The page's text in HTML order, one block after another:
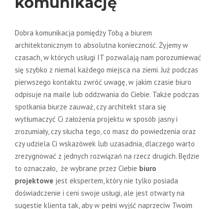
Dobra komunikacja pomiędzy Tobą a biurem
architektonicznym to absolutna konieczność. Żyjemy w
czasach, w których usługi IT pozwalają nam porozumiewać
się szybko z niemal każdego miejsca na ziemi. Już podczas
pierwszego kontaktu zwróć uwagę, w jakim czasie biuro
odpisuje na maile lub oddzwania do Ciebie. Także podczas
spotkania biurze zauważ, czy architekt stara się
wytłumaczyć Ci założenia projektu w sposób jasny i
zrozumiały, czy słucha tego, co masz do powiedzenia oraz
czy udziela Ci wskazówek lub uzasadnia, dlaczego warto
zrezygnować z jednych rozwiązań na rzecz drugich. Będzie
to oznaczało, że wybrane przez Ciebie biuro
projektowe jest ekspertem, który nie tylko posiada
doświadczenie i ceni swoje usługi, ale jest otwarty na
sugestie klienta tak, aby w pełni wyjść naprzeciw Twoim